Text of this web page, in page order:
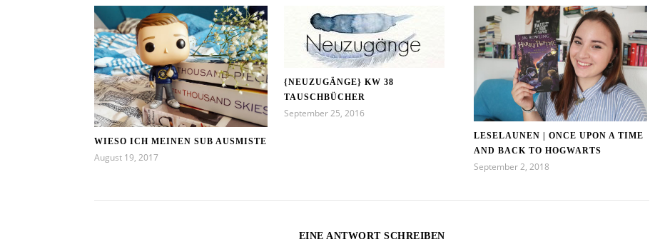
WIESO ICH MEINEN SUB AUSMISTE
August 19, 2017
{NEUZUGÄNGE} KW 38
TAUSCHBÜCHER
September 25, 2016
LESELAUNEN | ONCE UPON A TIME
AND BACK TO HOGWARTS
September 2, 2018
EINE ANTWORT SCHREIBEN